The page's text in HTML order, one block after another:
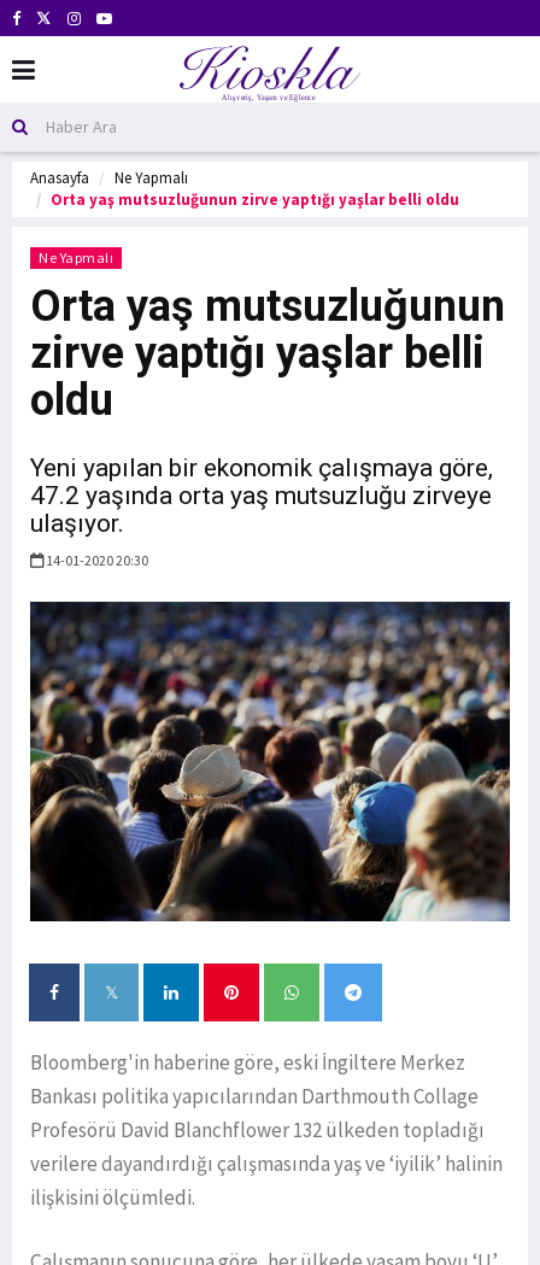
Anasayfa
Ne Yapmalı
Orta yaş mutsuzluğunun zirve yaptığı yaşlar belli oldu
Ne Yapmalı
Orta yaş mutsuzluğunun
zirve yaptığı yaşlar belli
oldu
Yeni yapılan bir ekonomik çalışmaya göre,
47.2 yaşında orta yaş mutsuzluğu zirveye
ulaşıyor.
14-01-2020 20:30
Bloomberg'in haberine göre, eski İngiltere Merkez
Bankası politika yapıcılarından Darthmouth Collage
Profesörü David Blanchflower 132 ülkeden topladığı
verilere dayandırdığı çalışmasında yaş ve ‘iyilik’ halinin
ilişkisini ölçümledi.